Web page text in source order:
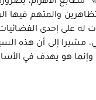
والمتهم فيها
له على إحدى
مشيرا إلى أن هذه
وإنما هو يهدف في